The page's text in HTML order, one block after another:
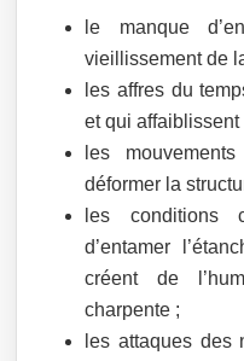
le manque
vieillissement de
les affres du
et qui affaiblissent
les
déformer la
les conditions
d’entamer
créent de
charpente ;
les attaques des